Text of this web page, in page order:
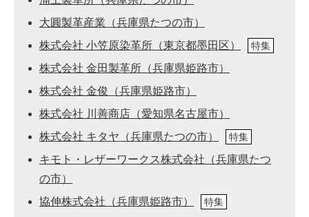
大圓製革産業（兵庫県たつの市）
株式会社 小笠原染革所（東京都墨田区）
特集
株式会社 金田製革所（兵庫県姫路市）
株式会社 金俊（兵庫県姫路市）
株式会社 川善商店（愛知県名古屋市）
株式会社 キタヤ（兵庫県たつの市）
特集
キモト・レザーワークス株式会社（兵庫県たつ
の市）
協伸株式会社（兵庫県姫路市）
特集